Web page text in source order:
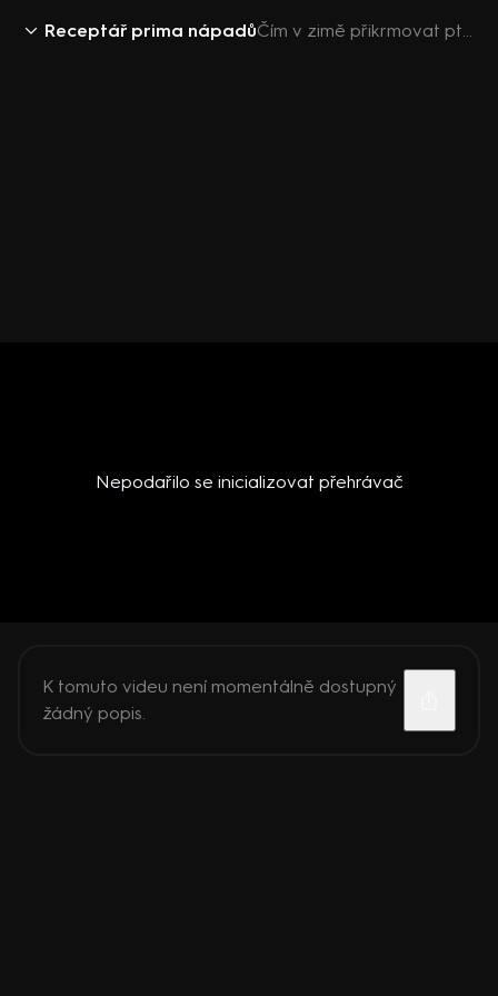
Receptář prima nápadů Čím v zimě přikrmovat ptáčky
Nepodařilo se inicializovat přehrávač
K tomuto videu není momentálně dostupný
žádný popis.